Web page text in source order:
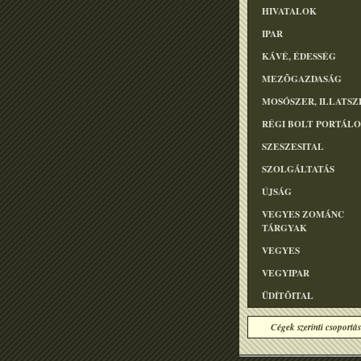
HIVATALOK
IPAR
KÁVÉ, ÉDESSÉG
MEZÕGAZDASÁG
MOSÓSZER,
RÉGI BOLT
SZESZESITAL
SZOLGÁLTATÁS
ÚJSÁG
VEGYES ZOMÁNC
TÁRGYAK
VEGYES
VEGYIPAR
ÜDÍTÕITAL
Cégek szerinti csoportás